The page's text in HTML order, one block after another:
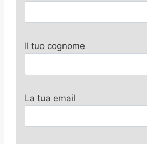
Il tuo cognome
La tua email